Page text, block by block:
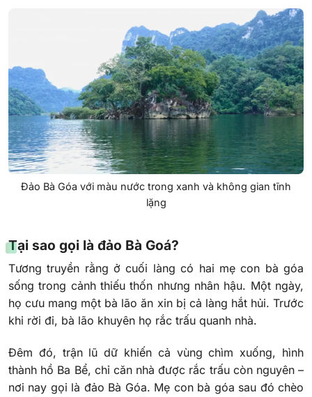
Đảo Bà Góa với màu nước trong xanh và không gian tĩnh
lặng
Tại sao gọi là đảo Bà Goá?
Tương truyền rằng ở cuối làng có hai mẹ con bà góa
sống trong cảnh thiếu thốn nhưng nhân hậu. Một ngày,
họ cưu mang một bà lão ăn xin bị cả làng hắt hủi. Trước
khi rời đi, bà lão khuyên họ rắc trấu quanh nhà.
Đêm đó, trận lũ dữ khiến cả vùng chìm xuống, hình
thành hồ Ba Bể, chỉ căn nhà được rắc trấu còn nguyên –
nơi nay gọi là đảo Bà Góa. Mẹ con bà góa sau đó chèo